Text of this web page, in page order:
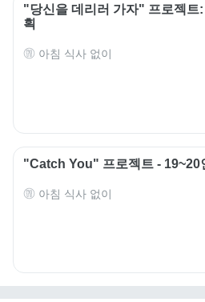
"당신을 데리러 가자" 프로젝트:
획
아침 식사 없이
"Catch You" 프로젝트 - 19~20
아침 식사 없이